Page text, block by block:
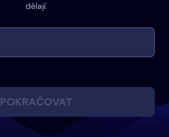
dělají.
POKRAČOVAT